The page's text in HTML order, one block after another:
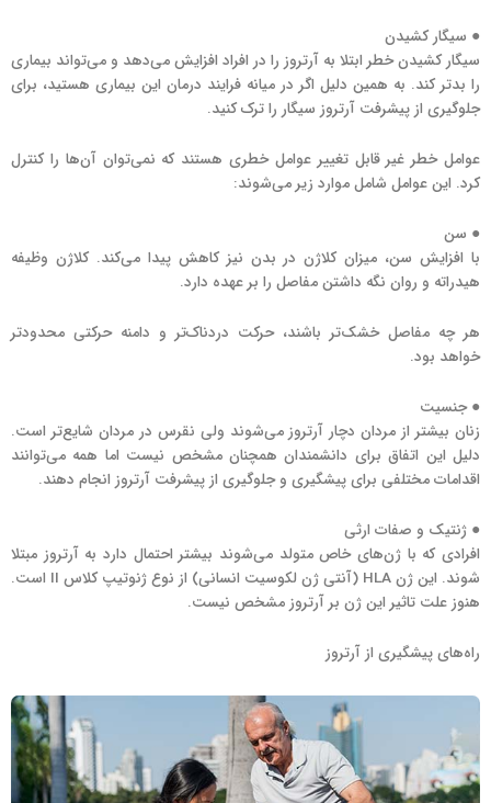
● سیگار کشیدن
سیگار کشیدن خطر ابتلا به آرتروز را در افراد افزایش می‌دهد و می‌تواند بیماری
را بدتر کند. به همین دلیل اگر در میانه فرایند درمان این بیماری هستید، برای
جلوگیری از پیشرفت آرتروز سیگار را ترک کنید.
عوامل خطر غیر قابل تغییر عوامل خطری هستند که نمی‌توان آن‌ها را کنترل
کرد. این عوامل شامل موارد زیر می‌شوند:
● سن
با افزایش سن، میزان کلاژن در بدن نیز کاهش پیدا می‌کند. کلاژن وظیفه
هیدراته و روان نگه داشتن مفاصل را بر عهده دارد.
هر چه مفاصل خشک‌تر باشند، حرکت دردناک‌تر و دامنه حرکتی محدودتر
خواهد بود.
● جنسیت
زنان بیشتر از مردان دچار آرتروز می‌شوند ولی نقرس در مردان شایع‌تر است.
دلیل این اتفاق برای دانشمندان همچنان مشخص نیست اما همه می‌توانند
اقدامات مختلفی برای پیشگیری و جلوگیری از پیشرفت آرتروز انجام دهند.
● ژنتیک و صفات ارثی
افرادی که با ژن‌های خاص متولد می‌شوند بیشتر احتمال دارد به آرتروز مبتلا
شوند. این ژن‌ HLA (آنتی ژن لکوسیت انسانی) از نوع ژنوتیپ کلاس II است.
هنوز علت تاثیر این ژن بر آرتروز مشخص نیست.
راه‌های پیشگیری از آرتروز